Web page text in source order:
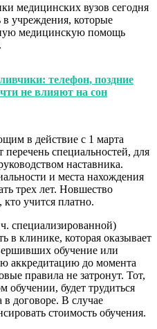
медицинских вузов сегодня
в учреждения, которые
медицинскую помощь
телефон, поздние
не влияют на сон
в действие с 1 марта
специальностей, для
наставника.
и места нахождения
трех лет. Новшество
учится платно.
специализированной)
в клинике, которая оказывает
обучение или
аккредитацию до момента
правила не затронут. Тот,
обучении, будет трудиться
в договоре. В случае
стоимость обучения.